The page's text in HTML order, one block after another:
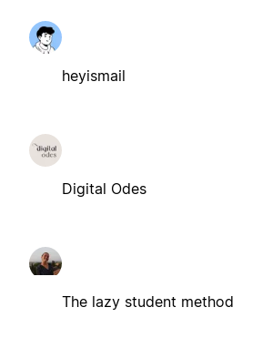
heyismail
Digital Odes
The lazy student method